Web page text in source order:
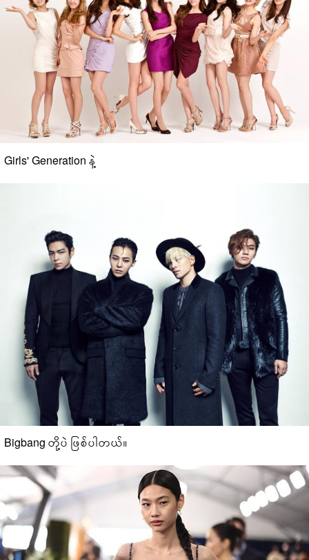
Girls' Generation နဲ့
Bigbang တို့ပဲ ဖြစ်ပါတယ်။